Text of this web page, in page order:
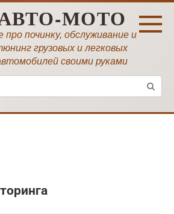
МОТО
про починку, обслуживание и
грузовых и легковых
своими руками